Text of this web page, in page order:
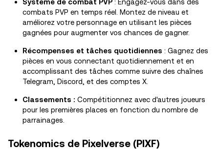
Système de combat PVP : Engagez-vous dans des
combats PVP en temps réel. Montez de niveau et
améliorez votre personnage en utilisant les pièces
gagnées pour augmenter vos chances de gagner.
Récompenses et tâches quotidiennes : Gagnez des
pièces en vous connectant quotidiennement et en
accomplissant des tâches comme suivre des chaînes
Telegram, Discord, et des comptes X.
Classements : Compétitionnez avec d'autres joueurs
pour les premières places en fonction du nombre de
parrainages.
Tokenomics de Pixelverse (PIXF)